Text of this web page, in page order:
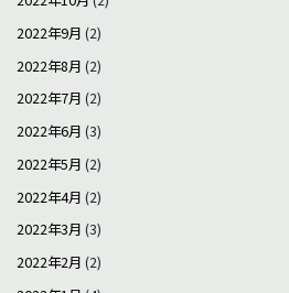
2022年9月 (2)
2022年8月 (2)
2022年7月 (2)
2022年6月 (3)
2022年5月 (2)
2022年4月 (2)
2022年3月 (3)
2022年2月 (2)